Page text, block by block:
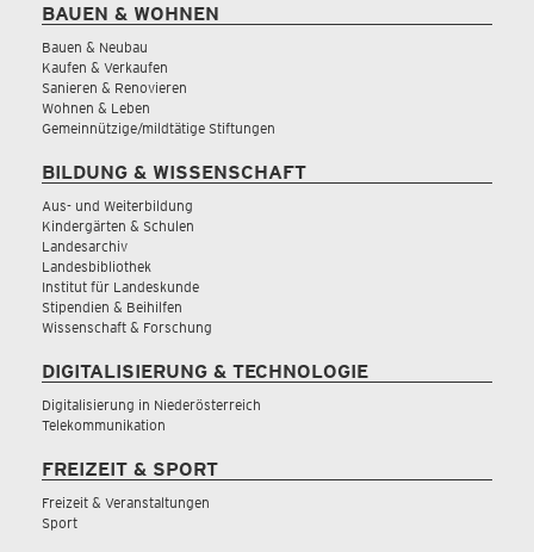
BAUEN & WOHNEN
Bauen & Neubau
Kaufen & Verkaufen
Sanieren & Renovieren
Wohnen & Leben
Gemeinnützige/mildtätige Stiftungen
BILDUNG & WISSENSCHAFT
Aus- und Weiterbildung
Kindergärten & Schulen
Landesarchiv
Landesbibliothek
Institut für Landeskunde
Stipendien & Beihilfen
Wissenschaft & Forschung
DIGITALISIERUNG & TECHNOLOGIE
Digitalisierung in Niederösterreich
Telekommunikation
FREIZEIT & SPORT
Freizeit & Veranstaltungen
Sport